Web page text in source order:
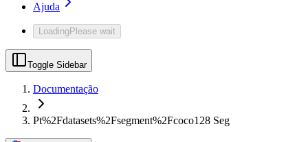
Ajuda
LoadingPlease wait
Toggle Sidebar
Documentação
Pt%2Fdatasets%2Fsegment%2Fcoco128 Seg